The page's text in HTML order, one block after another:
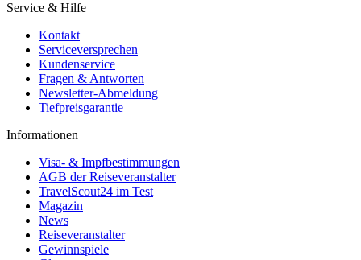
Service & Hilfe
Kontakt
Serviceversprechen
Kundenservice
Fragen & Antworten
Newsletter-Abmeldung
Tiefpreisgarantie
Informationen
Visa- & Impfbestimmungen
AGB der Reiseveranstalter
TravelScout24 im Test
Magazin
News
Reiseveranstalter
Gewinnspiele